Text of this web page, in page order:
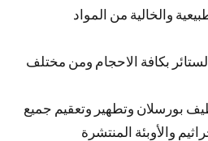
والخالية من المواد
بكافة الاحجام ومن مختلف
بورسلان وتطهير وتعقيم جميع
والأوبئة المنتشرة